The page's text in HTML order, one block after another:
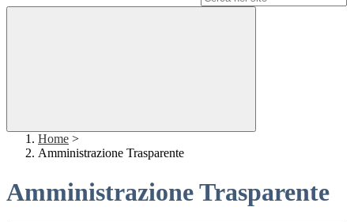
Home >
Amministrazione Trasparente
Amministrazione Trasparente